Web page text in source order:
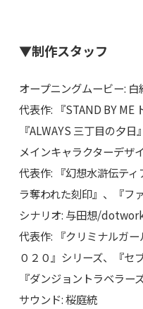
▼制作スタッフ
オープニングムービー: 白
代表作: 『STAND BY ME
『ALWAYS 三丁目の夕
メインキャラクターデザ
代表作: 『幻想水滸伝テ
ラ奪われた刻印』、『フ
シナリオ: 与田想/
代表作: 『クリミナルガ
０２０』シリーズ、『セ
『ダンジョントラベラ
サウンド: 桜庭統